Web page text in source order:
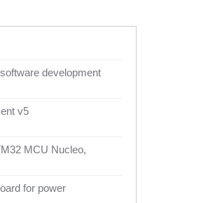
development
v5
MCU Nucleo,
for power